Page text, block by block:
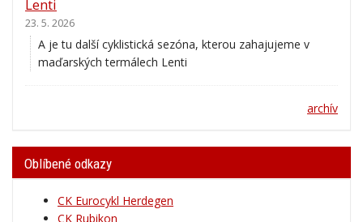
23. 5. 2026
A je tu další cyklistická sezóna, kterou zahajujeme v
maďarských termálech Lenti
archív
Oblíbené odkazy
CK Eurocykl Herdegen
CK Rubikon